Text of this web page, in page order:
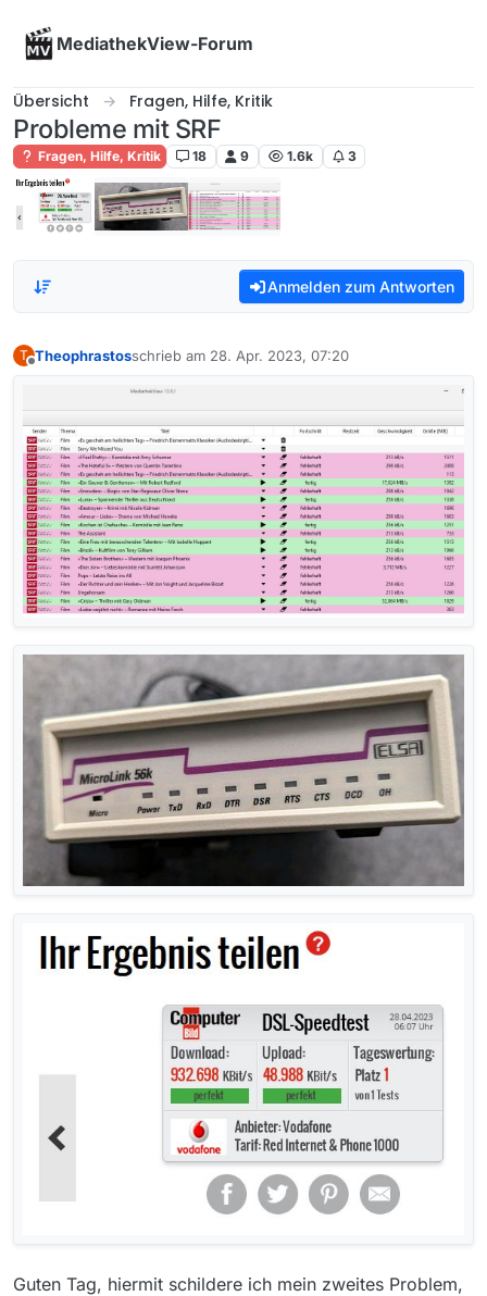
MediathekView-Forum
Übersicht Fragen, Hilfe, Kritik
Probleme mit SRF
Fragen, Hilfe, Kritik 18 9 1.6k 3
Anmelden zum Antworten
T Theophrastosschrieb am 28. Apr. 2023, 07:20
zuletzt editiert von
Guten Tag, hiermit schildere ich mein zweites Problem,